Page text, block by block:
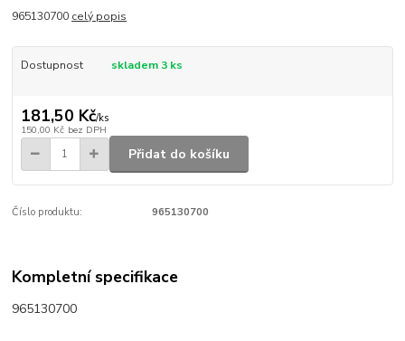
965130700 celý popis
Dostupnost skladem 3 ks
181,50 Kč/ks
150,00 Kč bez DPH
Přidat do košíku
Číslo produktu: 965130700
Kompletní specifikace
965130700